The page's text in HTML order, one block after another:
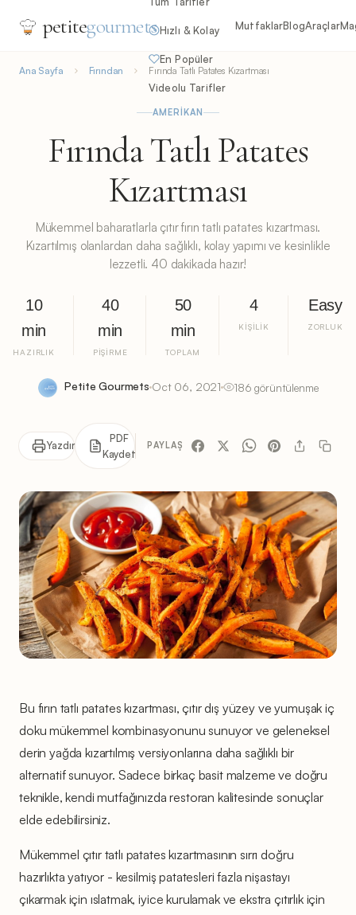
petitegourmets Hızlı & Kolay
En Popüler
Videolu Tarifler
MutfaklarBlogAraçlar
Ana Sayfa Fırından Fırında Tatlı Patates Kızartması
AMERIKAN
Fırında Tatlı Patates
Kızartması
Mükemmel baharatlarla çıtır fırın tatlı patates kızartması.
Kızartılmış olanlardan daha sağlıklı, kolay yapımı ve kesinlikle
lezzetli. 40 dakikada hazır!
10
min
HAZIRLIK
40
min
PIŞIRME
50
min
TOPLAM
4
KIŞILIK
Easy
ZORLUK
Petite Gourmets Oct 06, 2021 186 görüntülenme
Yazdır
PDF
Kaydet
PAYLAŞ
Bu fırın tatlı patates kızartması, çıtır dış yüzey ve yumuşak iç
doku mükemmel kombinasyonunu sunuyor ve geleneksel
derin yağda kızartılmış versiyonlarına daha sağlıklı bir
alternatif sunuyor. Sadece birkaç basit malzeme ve doğru
teknikle, kendi mutfağınızda restoran kalitesinde sonuçlar
elde edebilirsiniz.
Mükemmel çıtır tatlı patates kızartmasının sırrı doğru
hazırlıkta yatıyor - kesilmiş patatesleri fazla nişastayı
çıkarmak için ıslatmak, iyice kurulamak ve ekstra çıtırlık için